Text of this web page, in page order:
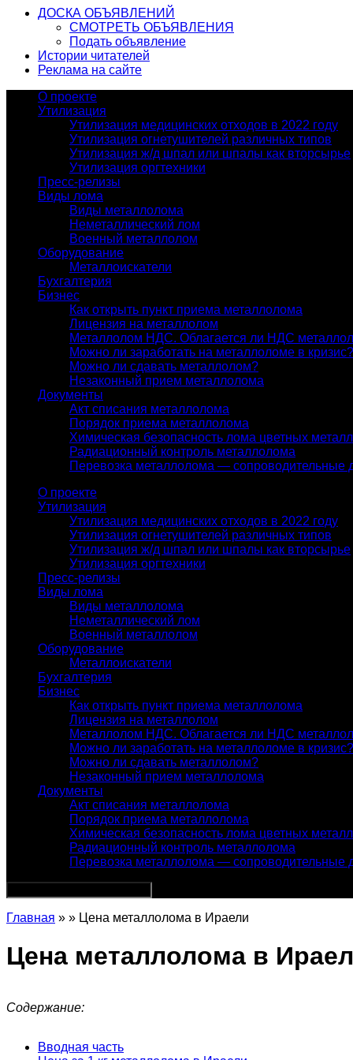
ДОСКА ОБЪЯВЛЕНИЙ
СМОТРЕТЬ ОБЪЯВЛЕНИЯ
Подать объявление
Истории читателей
Реклама на сайте
О проекте
Утилизация
Утилизация медицинских отходов в 2022 году
Утилизация огнетушителей различных типов
Утилизация ж/д шпал или шпалы как вторсырье
Утилизация оргтехники
Пресс-релизы
Виды лома
Виды металлолома
Неметаллический лом
Военный металлолом
Оборудование
Металлоискатели
Бухгалтерия
Бизнес
Как открыть пункт приема металлолома
Лицензия на металлолом
Металлолом НДС. Облагается ли НДС
Можно ли заработать на металлоломе в кризис?
Можно ли сдавать металлолом?
Незаконный прием металлолома
Документы
Акт списания металлолома
Порядок приема металлолома
Химическая безопасность лома цветных
Радиационный контроль металлолома
Перевозка металлолома — сопроводительные
О проекте
Утилизация
Утилизация медицинских отходов в 2022 году
Утилизация огнетушителей различных типов
Утилизация ж/д шпал или шпалы как вторсырье
Утилизация оргтехники
Пресс-релизы
Виды лома
Виды металлолома
Неметаллический лом
Военный металлолом
Оборудование
Металлоискатели
Бухгалтерия
Бизнес
Как открыть пункт приема металлолома
Лицензия на металлолом
Металлолом НДС. Облагается ли НДС
Можно ли заработать на металлоломе в кризис?
Можно ли сдавать металлолом?
Незаконный прием металлолома
Документы
Акт списания металлолома
Порядок приема металлолома
Химическая безопасность лома цветных
Радиационный контроль металлолома
Перевозка металлолома — сопроводительные
Главная » » Цена металлолома в Ираели
Цена металлолома в
Содержание:
Вводная часть